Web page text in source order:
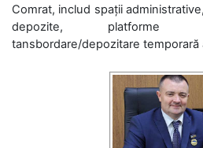
Comrat, includ spații
depozite, platforme
tansbordare/depozitare temporară